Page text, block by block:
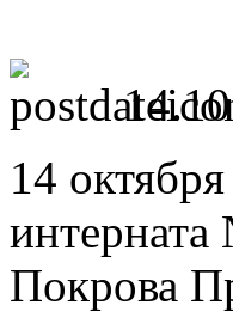
14
Покрова